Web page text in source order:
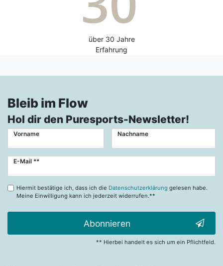
über 30 Jahre
Erfahrung
Bleib im Flow
Hol dir den Puresports-Newsletter!
Vorname Nachname
E-Mail **
Newsletter
Hiermit bestätige ich, dass ich die Datenschutzerklärung gelesen habe.
Meine Einwilligung kann ich jederzeit widerrufen.**
Abonnieren
** Hierbei handelt es sich um ein Pflichtfeld.